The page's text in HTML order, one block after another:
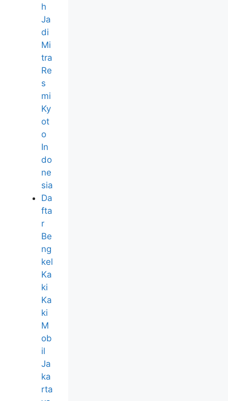
h
Ja
di
Mi
tra
Re
s
mi
Ky
ot
o
In
do
ne
sia
Da
fta
r
Be
ng
kel
Ka
ki
Ka
ki
M
ob
il
Ja
ka
rta